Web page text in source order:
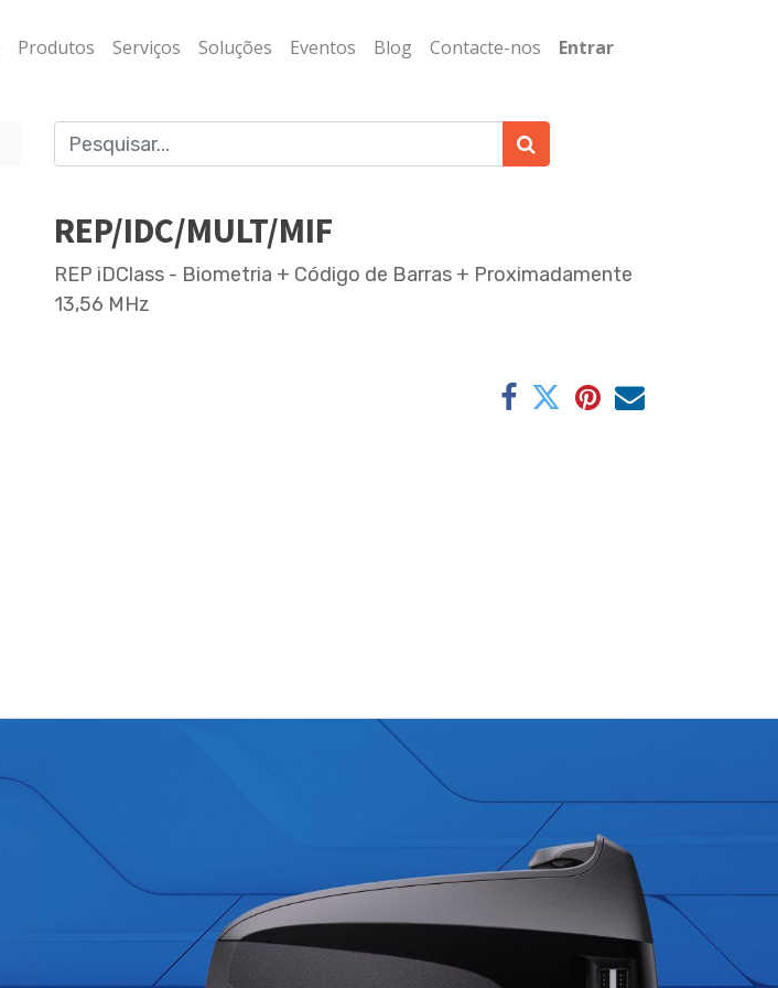
Produtos Serviços Soluções Eventos Blog Contacte-nos Entrar
REP/IDC/MULT/MIF
REP iDClass - Biometria + Código de Barras + Proximadamente
13,56 MHz